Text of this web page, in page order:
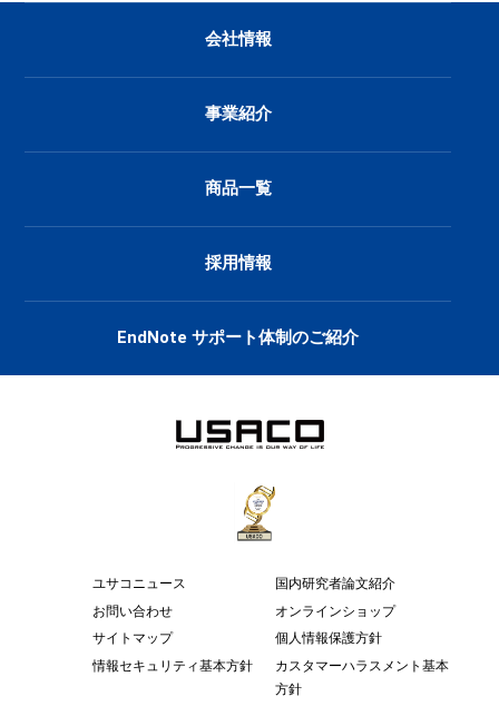
会社情報
事業紹介
商品一覧
採用情報
EndNote サポート体制のご紹介
ユサコニュース
国内研究者論文紹介
お問い合わせ
オンラインショップ
サイトマップ
個人情報保護方針
情報セキュリティ基本方針
カスタマーハラスメント基本
方針